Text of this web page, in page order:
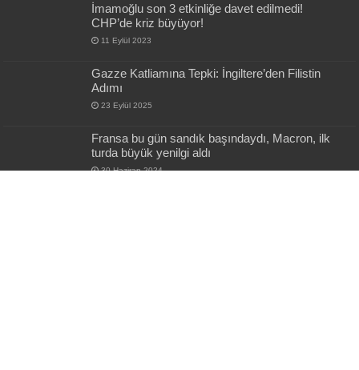
İmamoğlu son 3 etkinliğe davet edilmedi!
CHP’de kriz büyüyor!
11 Eylül 2023
Gazze Katliamına Tepki: İngiltere’den Filistin
Adımı
23 Eylül 2025
Fransa bu gün sandık başındaydı, Macron, ilk
turda büyük yenilgi aldı
30 Haziran 2024